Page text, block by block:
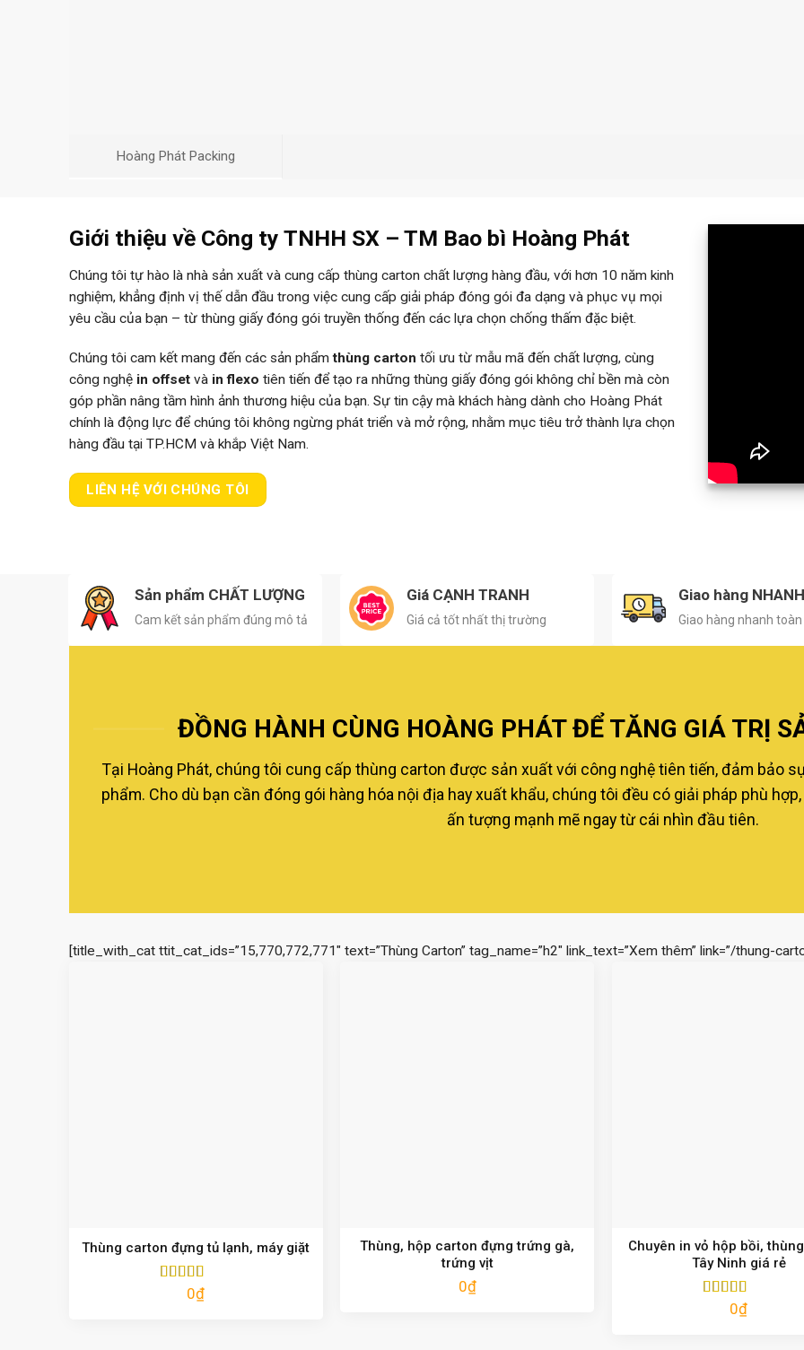
Hoàng Phát Packing
Giới thiệu về Công ty TNHH SX – TM Bao bì Hoàng Phát
Chúng tôi tự hào là nhà sản xuất và cung cấp thùng carton chất lượng hàng đầu, với hơn 10 năm kinh
nghiệm, khẳng định vị thế dẫn đầu trong việc cung cấp giải pháp đóng gói đa dạng và phục vụ mọi
yêu cầu của bạn – từ thùng giấy đóng gói truyền thống đến các lựa chọn chống thấm đặc biệt.
Chúng tôi cam kết mang đến các sản phẩmthùng carton tối ưu từ mẫu mã đến chất lượng, cùng
công nghệ in offset và in flexo tiên tiến để tạo ra những thùng giấy đóng gói không chỉ bền mà còn
góp phần nâng tầm hình ảnh thương hiệu của bạn. Sự tin cậy mà khách hàng dành cho Hoàng Phát
chính là động lực để chúng tôi không ngừng phát triển và mở rộng, nhằm mục tiêu trở thành lựa chọn
hàng đầu tại TP.HCM và khắp Việt Nam.
LIÊN HỆ VỚI CHÚNG TÔI
Sản phẩm CHẤT LƯỢNG
Cam kết sản phẩm đúng mô tả
Giá CẠNH TRANH
Giá cả tốt nhất thị trường
Giao hàng NHANH
Giao hàng nhanh
ĐỒNG HÀNH CÙNG HOÀNG PHÁT ĐỂ TĂNG GIÁ TRỊ
Tại Hoàng Phát, chúng tôi cung cấp thùng carton được sản xuất với công nghệ tiên tiến, đảm bảo
phẩm. Cho dù bạn cần đóng gói hàng hóa nội địa hay xuất khẩu, chúng tôi đều có giải pháp phù
ấn tượng mạnh mẽ ngay từ cái nhìn đầu tiên.
[title_with_cat ttit_cat_ids=”15,770,772,771″ text=”Thùng Carton” tag_name=”h2″ link_text=”Xem thêm” link=”/thung-
Thùng carton đựng tủ lạnh, máy giặt
Được xếp
0₫
Thùng, hộp carton đựng trứng gà,
trứng vịt
0₫
Chuyên in vỏ hộp bồi,
Tây Ninh giá rẻ
Được xếp
0₫